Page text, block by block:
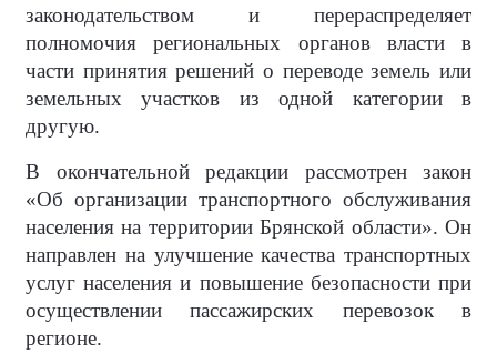
законодательством и перераспределяет
полномочия региональных органов власти в
части принятия решений о переводе земель или
земельных участков из одной категории в
другую.
В окончательной редакции рассмотрен закон
«Об организации транспортного обслуживания
населения на территории Брянской области». Он
направлен на улучшение качества транспортных
услуг населения и повышение безопасности при
осуществлении пассажирских перевозок в
регионе.